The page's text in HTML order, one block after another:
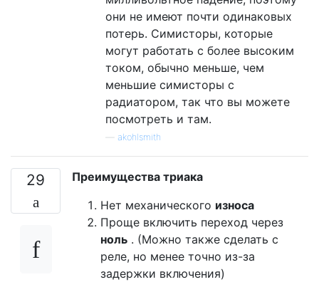
они не имеют почти одинаковых
потерь. Симисторы, которые
могут работать с более высоким
током, обычно меньше, чем
меньшие симисторы с
радиатором, так что вы можете
посмотреть и там.
akohlsmith
29
Преимущества триака
Нет механического износа
Проще включить переход через
ноль . (Можно также сделать с
реле, но менее точно из-за
задержки включения)